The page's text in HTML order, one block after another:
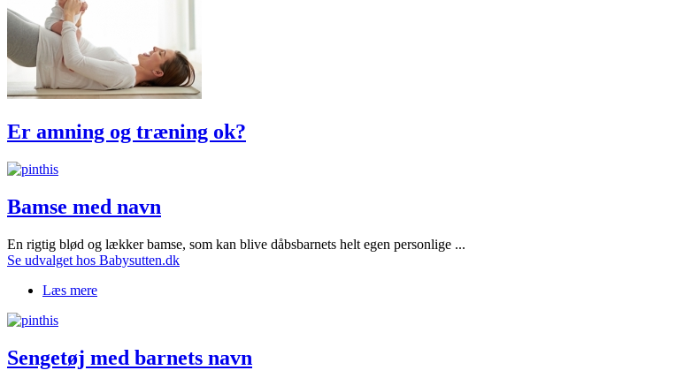
Er amning og træning ok?
Bamse med navn
En rigtig blød og lækker bamse, som kan blive dåbsbarnets helt egen personlige ...
Se udvalget hos Babysutten.dk
Læs mere
Sengetøj med barnets navn